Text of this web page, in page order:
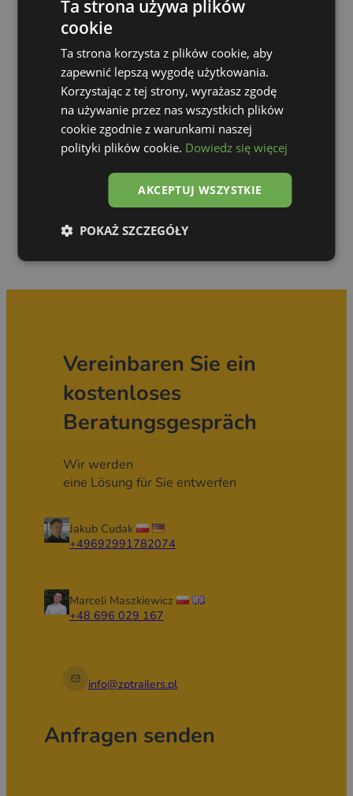
Vereinbaren Sie ein
kostenloses
Beratungsgespräch
Wir werden
eine Lösung für Sie entwerfen
Jakub Cudak
+49692991782074
Marceli Maszkiewicz
+48 696 029 167
info@zptrailers.pl
Anfragen senden
Ta strona używa plików
cookie
Ta strona korzysta z plików cookie, aby
zapewnić lepszą wygodę użytkowania.
Korzystając z tej strony, wyrażasz zgodę
na używanie przez nas wszystkich plików
cookie zgodnie z warunkami naszej
polityki plików cookie. Dowiedz się więcej
AKCEPTUJ WSZYSTKIE
POKAŻ SZCZEGÓŁY